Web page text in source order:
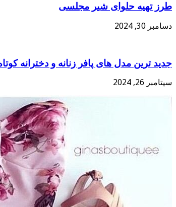
طرز تهیه حلوای شیر مجلسی
دسامبر 30, 2024
جدید ترین مدل های پافر زنانه و دخترانه
سپتامبر 26, 2024